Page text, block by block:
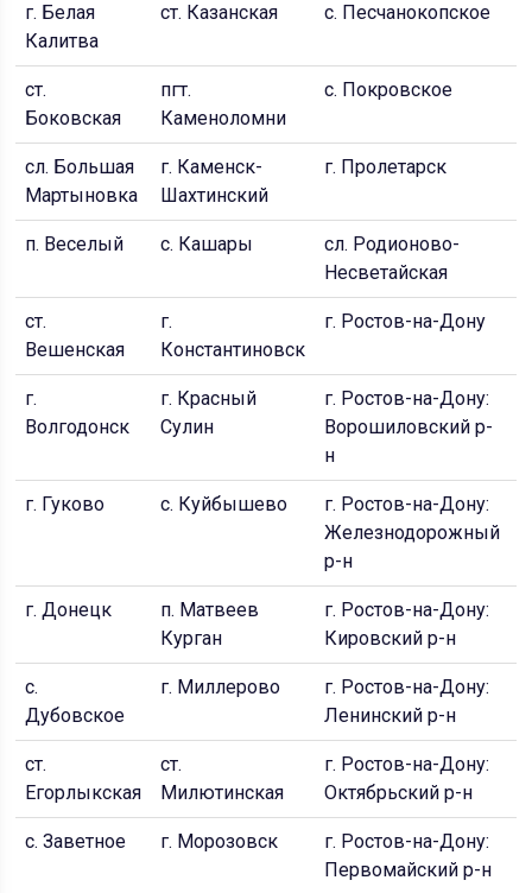
г. Белая
Калитва
ст. Казанская с. Песчанокопское
ст.
Боковская
пгт.
Каменоломни
с. Покровское
сл. Большая
Мартыновка
г. Каменск-
Шахтинский
г. Пролетарск
п. Веселый с. Кашары
сл. Родионово-
Несветайская
ст.
Вешенская
г.
Константиновск
г. Ростов-на-Дону
г.
Волгодонск
г. Красный
Сулин
г. Ростов-на-Дону:
Ворошиловский р-
н
г. Гуково с. Куйбышево
г. Ростов-на-Дону:
Железнодорожный
р-н
г. Донецк
п. Матвеев
Курган
г. Ростов-на-Дону:
Кировский р-н
с.
Дубовское
г. Миллерово
г. Ростов-на-Дону:
Ленинский р-н
ст.
Егорлыкская
ст.
Милютинская
г. Ростов-на-Дону:
Октябрьский р-н
с. Заветное г. Морозовск
г. Ростов-на-Дону:
Первомайский р-н